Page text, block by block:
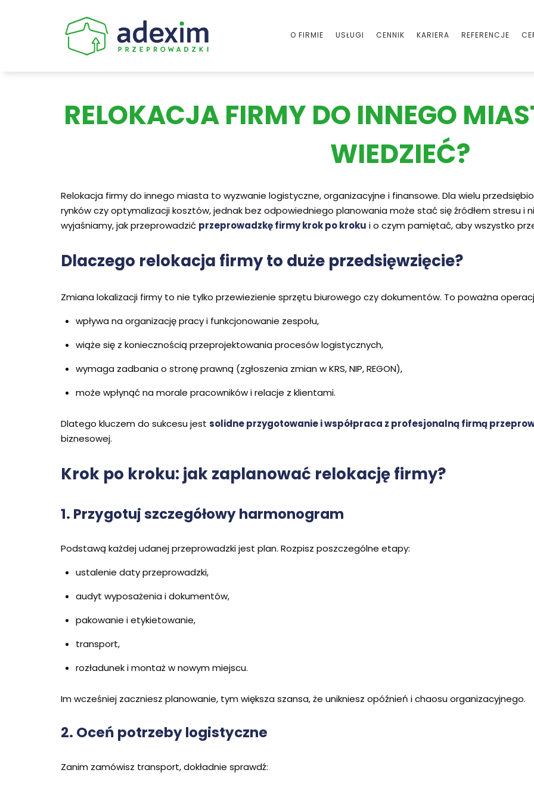
O FIRMIE USŁUGI CENNIK KARIERA REFERENCJE
RELOKACJA FIRMY DO INNEGO
WIEDZIEĆ?
Relokacja firmy do innego miasta to wyzwanie logistyczne, organizacyjne i finansowe. Dla wielu
rynków czy optymalizacji kosztów, jednak bez odpowiedniego planowania może stać się źródłem stresu i
wyjaśniamy, jak przeprowadzić przeprowadzkę firmy krok po kroku i o czym pamiętać, aby wszystko
Dlaczego relokacja firmy to duże przedsięwzięcie?
Zmiana lokalizacji firmy to nie tylko przewiezienie sprzętu biurowego czy dokumentów. To poważna
wpływa na organizację pracy i funkcjonowanie zespołu,
wiąże się z koniecznością przeprojektowania procesów logistycznych,
wymaga zadbania o stronę prawną (zgłoszenia zmian w KRS, NIP, REGON),
może wpłynąć na morale pracowników i relacje z klientami.
Dlatego kluczem do sukcesu jest solidne przygotowanie i współpraca z profesjonalną firmą
biznesowej.
Krok po kroku: jak zaplanować relokację firmy?
1. Przygotuj szczegółowy harmonogram
Podstawą każdej udanej przeprowadzki jest plan. Rozpisz poszczególne etapy:
ustalenie daty przeprowadzki,
audyt wyposażenia i dokumentów,
pakowanie i etykietowanie,
transport,
rozładunek i montaż w nowym miejscu.
Im wcześniej zaczniesz planowanie, tym większa szansa, że unikniesz opóźnień i chaosu organizacyjnego.
2. Oceń potrzeby logistyczne
Zanim zamówisz transport, dokładnie sprawdź: